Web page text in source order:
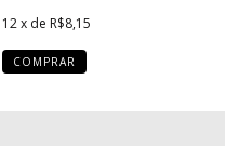
12 x de R$8,15
COMPRAR